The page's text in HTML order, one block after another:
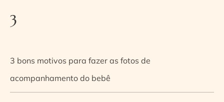
3
3 bons motivos para fazer as fotos de
acompanhamento do bebê